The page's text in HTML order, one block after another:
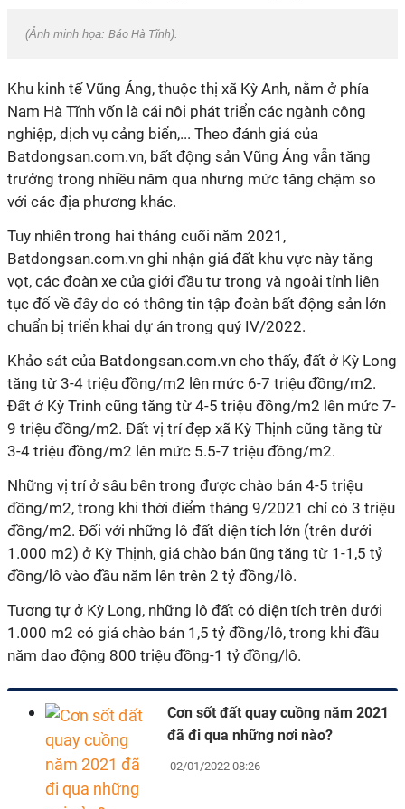
(Ảnh minh họa: Báo Hà Tĩnh).
Khu kinh tế Vũng Áng, thuộc thị xã Kỳ Anh, nằm ở phía
Nam Hà Tĩnh vốn là cái nôi phát triển các ngành công
nghiệp, dịch vụ cảng biển,... Theo đánh giá của
Batdongsan.com.vn, bất động sản Vũng Áng vẫn tăng
trưởng trong nhiều năm qua nhưng mức tăng chậm so
với các địa phương khác.
Tuy nhiên trong hai tháng cuối năm 2021,
Batdongsan.com.vn ghi nhận giá đất khu vực này tăng
vọt, các đoàn xe của giới đầu tư trong và ngoài tỉnh liên
tục đổ về đây do có thông tin tập đoàn bất động sản lớn
chuẩn bị triển khai dự án trong quý IV/2022.
Khảo sát của Batdongsan.com.vn cho thấy, đất ở Kỳ Long
tăng từ 3-4 triệu đồng/m2 lên mức 6-7 triệu đồng/m2.
Đất ở Kỳ Trinh cũng tăng từ 4-5 triệu đồng/m2 lên mức 7-
9 triệu đồng/m2. Đất vị trí đẹp xã Kỳ Thịnh cũng tăng từ
3-4 triệu đồng/m2 lên mức 5.5-7 triệu đồng/m2.
Những vị trí ở sâu bên trong được chào bán 4-5 triệu
đồng/m2, trong khi thời điểm tháng 9/2021 chỉ có 3 triệu
đồng/m2. Đối với những lô đất diện tích lớn (trên dưới
1.000 m2) ở Kỳ Thịnh, giá chào bán ũng tăng từ 1-1,5 tỷ
đồng/lô vào đầu năm lên trên 2 tỷ đồng/lô.
Tương tự ở Kỳ Long, những lô đất có diện tích trên dưới
1.000 m2 có giá chào bán 1,5 tỷ đồng/lô, trong khi đầu
năm dao động 800 triệu đồng-1 tỷ đồng/lô.
Cơn sốt đất quay cuồng năm 2021
đã đi qua những nơi nào?
02/01/2022 08:26